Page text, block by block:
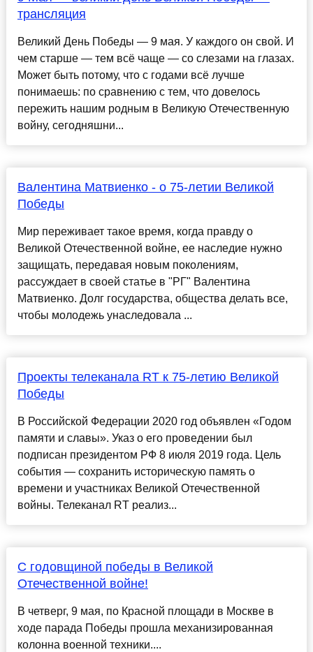
трансляция
Великий День Победы — 9 мая. У каждого он свой. И
чем старше — тем всё чаще — со слезами на глазах.
Может быть потому, что с годами всё лучше
понимаешь: по сравнению с тем, что довелось
пережить нашим родным в Великую Отечественную
войну, сегодняшни...
Валентина Матвиенко - о 75-летии Великой
Победы
Мир переживает такое время, когда правду о
Великой Отечественной войне, ее наследие нужно
защищать, передавая новым поколениям,
рассуждает в своей статье в "РГ" Валентина
Матвиенко. Долг государства, общества делать все,
чтобы молодежь унаследовала ...
Проекты телеканала RT к 75-летию Великой
Победы
В Российской Федерации 2020 год объявлен «Годом
памяти и славы». Указ о его проведении был
подписан президентом РФ 8 июля 2019 года. Цель
события — сохранить историческую память о
времени и участниках Великой Отечественной
войны. Телеканал RT реализ...
С годовщиной победы в Великой
Отечественной войне!
В четверг, 9 мая, по Красной площади в Москве в
ходе парада Победы прошла механизированная
колонна военной техники....